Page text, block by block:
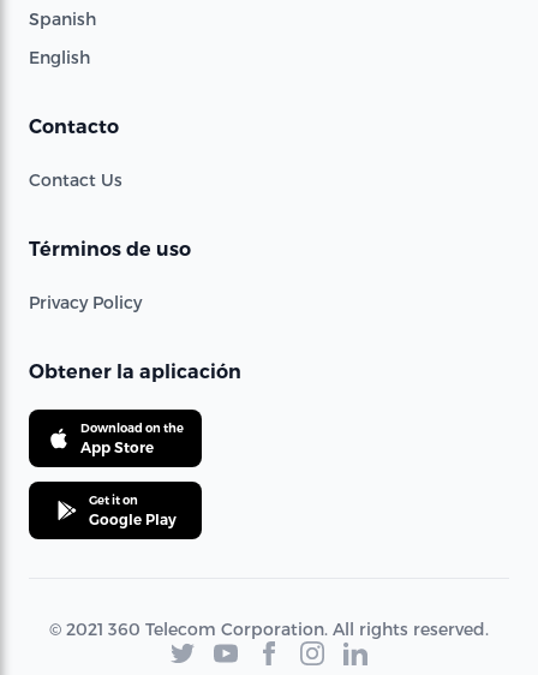
Spanish
English
Contacto
Contact Us
Términos de uso
Privacy Policy
Obtener la aplicación
Download on the
App Store
Get it on
Google Play
© 2021 360 Telecom Corporation. All rights reserved.